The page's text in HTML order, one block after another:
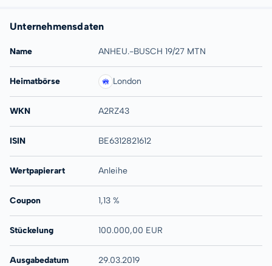
Unternehmensdaten
Name ANHEU.-BUSCH 19/27 MTN
Heimatbörse London
WKN A2RZ43
ISIN BE6312821612
Wertpapierart Anleihe
Coupon 1,13 %
Stückelung 100.000,00 EUR
Ausgabedatum 29.03.2019